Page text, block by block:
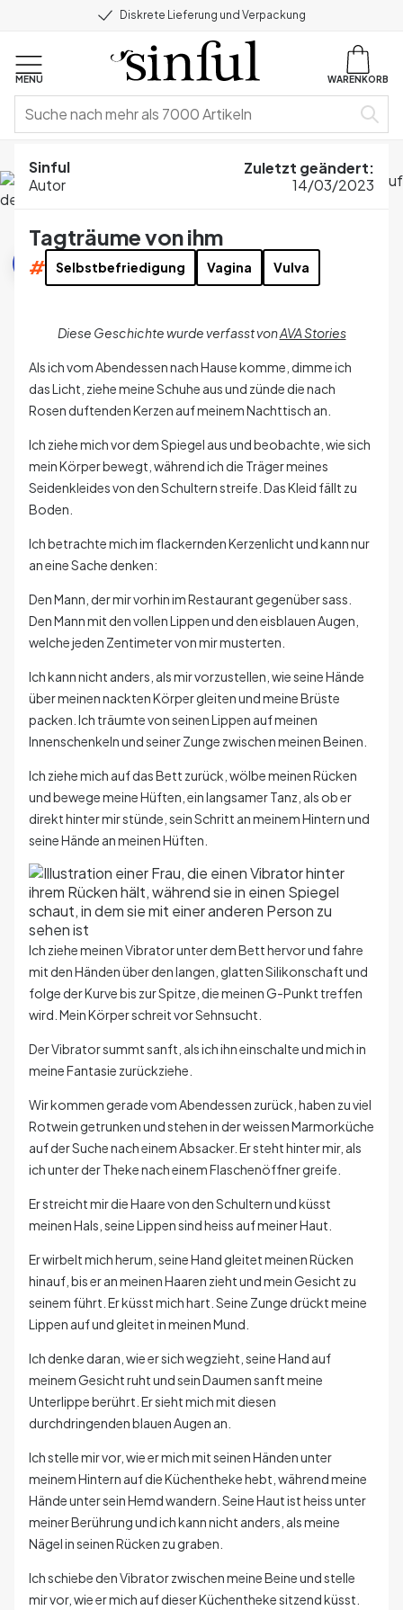
Diskrete Lieferung und Verpackung
MENU WARENKORB
Erotische Geschichten
Sinful
Autor
Zuletzt geändert:
14/03/2023
Tagträume von ihm
# Selbstbefriedigung Vagina Vulva
Diese Geschichte wurde verfasst vonAVA Stories
Als ich vom Abendessen nach Hause komme, dimme ich
das Licht, ziehe meine Schuhe aus und zünde die nach
Rosen duftenden Kerzen auf meinem Nachttisch an.
Ich ziehe mich vor dem Spiegel aus und beobachte, wie sich
mein Körper bewegt, während ich die Träger meines
Seidenkleides von den Schultern streife. Das Kleid fällt zu
Boden.
Ich betrachte mich im flackernden Kerzenlicht und kann nur
an eine Sache denken:
Den Mann, der mir vorhin im Restaurant gegenüber sass.
Den Mann mit den vollen Lippen und den eisblauen Augen,
welche jeden Zentimeter von mir musterten.
Ich kann nicht anders, als mir vorzustellen, wie seine Hände
über meinen nackten Körper gleiten und meine Brüste
packen. Ich träumte von seinen Lippen auf meinen
Innenschenkeln und seiner Zunge zwischen meinen Beinen.
Ich ziehe mich auf das Bett zurück, wölbe meinen Rücken
und bewege meine Hüften, ein langsamer Tanz, als ob er
direkt hinter mir stünde, sein Schritt an meinem Hintern und
seine Hände an meinen Hüften.
Ich ziehe meinen Vibrator unter dem Bett hervor und fahre
mit den Händen über den langen, glatten Silikonschaft und
folge der Kurve bis zur Spitze, die meinen G-Punkt treffen
wird. Mein Körper schreit vor Sehnsucht.
Der Vibrator summt sanft, als ich ihn einschalte und mich in
meine Fantasie zurückziehe.
Wir kommen gerade vom Abendessen zurück, haben zu viel
Rotwein getrunken und stehen in der weissen Marmorküche
auf der Suche nach einem Absacker. Er steht hinter mir, als
ich unter der Theke nach einem Flaschenöffner greife.
Er streicht mir die Haare von den Schultern und küsst
meinen Hals, seine Lippen sind heiss auf meiner Haut.
Er wirbelt mich herum, seine Hand gleitet meinen Rücken
hinauf, bis er an meinen Haaren zieht und mein Gesicht zu
seinem führt. Er küsst mich hart. Seine Zunge drückt meine
Lippen auf und gleitet in meinen Mund.
Ich denke daran, wie er sich wegzieht, seine Hand auf
meinem Gesicht ruht und sein Daumen sanft meine
Unterlippe berührt. Er sieht mich mit diesen
durchdringenden blauen Augen an.
Ich stelle mir vor, wie er mich mit seinen Händen unter
meinem Hintern auf die Küchentheke hebt, während meine
Hände unter sein Hemd wandern. Seine Haut ist heiss unter
meiner Berührung und ich kann nicht anders, als meine
Nägel in seinen Rücken zu graben.
Ich schiebe den Vibrator zwischen meine Beine und stelle
mir vor, wie er mich auf dieser Küchentheke sitzend küsst.